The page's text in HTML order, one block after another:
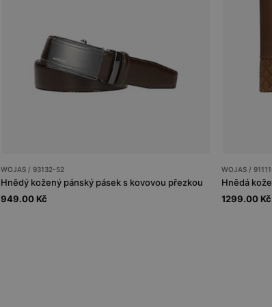
WOJAS / 93132-52
Hnědý kožený pánský pásek s kovovou přezkou
949.00 Kč
WOJAS /
Hnědá
1299.00 Kč